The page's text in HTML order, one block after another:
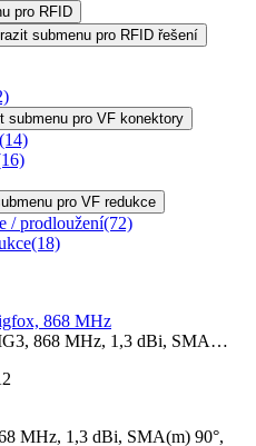
pro RFID
submenu pro RFID řešení
submenu pro VF konektory
(14)
pro VF redukce
/ prodloužení(72)
(18)
868 MHz
868 MHz, 1,3 dBi, SMA…
MHz, 1,3 dBi, SMA(m) 90°,